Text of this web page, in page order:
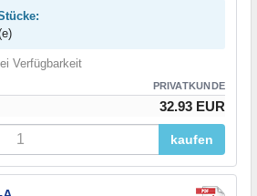
Verfügbarkeit
PRIVATKUNDE
32.93 EUR
kaufen